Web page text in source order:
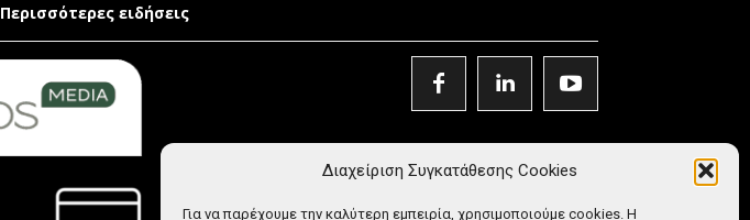
Διαχείριση Συγκατάθεσης Cookies
Για να παρέχουμε την καλύτερη εμπειρία, χρησιμοποιούμε cookies. Η
Περισσότερες ειδήσεις